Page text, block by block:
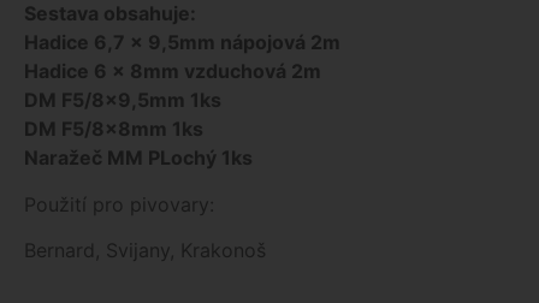
Sestava obsahuje:
Hadice 6,7 x 9,5mm nápojová 2m
Hadice 6 x 8mm vzduchová 2m
DM F5/8×9,5mm 1ks
DM F5/8x8mm 1ks
Naražeč MM PLochý 1ks
Použití pro pivovary:
Bernard, Svijany, Krakonoš